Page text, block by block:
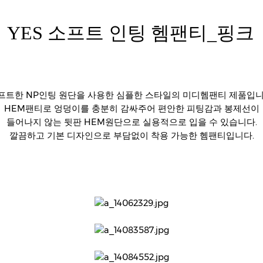
YES 소프트 인팅 헴팬티 _핑크
트한 NP인팅 원단을 사용한 심플한 스타일의 미디헴팬티 제품입
HEM팬티로 엉덩이를 충분히 감싸주어 편안한 피팅감과 봉제선이
들어나지 않는 뒷판 HEM원단으로 실용적으로 입을 수 있습니다.
깔끔하고 기본 디자인으로 부담없이 착용 가능한 헴팬티입니다.